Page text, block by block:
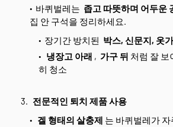
바퀴벌레는 좁고 따뜻하며 어두운
집 안 구석을 정리하세요.
장기간 방치된 박스, 신문지, 옷
냉장고 아래 , 가구 뒤 처럼 잘 보
히 청소
전문적인 퇴치 제품 사용
겔 형태의 살충제 는 바퀴벌레가